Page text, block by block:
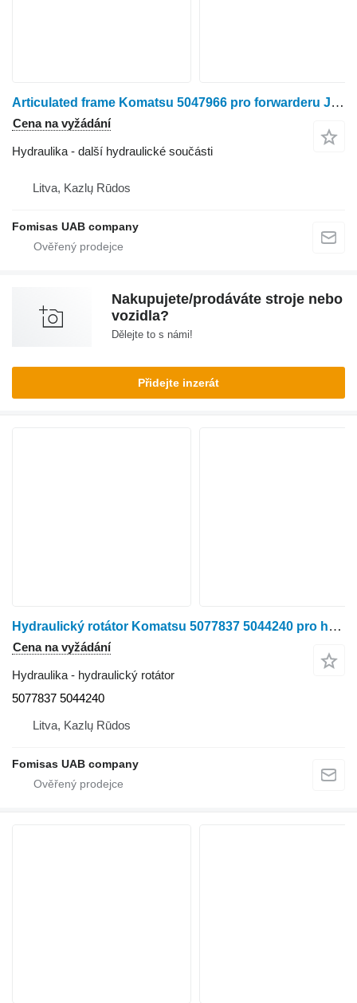
Articulated frame Komatsu 5047966 pro forwarderu John Deere 890.1
Cena na vyžádání
Hydraulika - další hydraulické součásti
Litva, Kazlų Rūdos
Fomisas UAB company
Nakupujete/prodáváte stroje nebo
vozidla?
Dělejte to s námi!
Přidejte inzerát
Hydraulický rotátor Komatsu 5077837 5044240 pro harvestoru Komatsu 901TX
Cena na vyžádání
Hydraulika - hydraulický rotátor
5077837 5044240
Litva, Kazlų Rūdos
Fomisas UAB company